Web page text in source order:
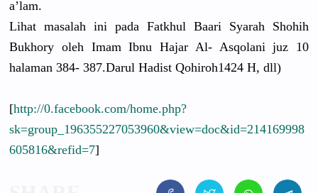
a’lam.
Lihat masalah ini pada Fatkhul Baari Syarah Shohih
Bukhory oleh Imam Ibnu Hajar Al- Asqolani juz 10
halaman 384- 387.Darul Hadist Qohiroh1424 H, dll)
[http://0.facebook.com/home.php?
sk=group_196355227053960&view=doc&id=214169998
605816&refid=7]